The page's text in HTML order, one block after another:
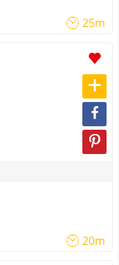
25m
20m